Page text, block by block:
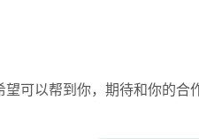
可以帮到你，期待和你的合